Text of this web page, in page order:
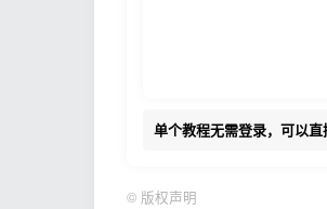
单个教程无需登录，可以
© 版权声明